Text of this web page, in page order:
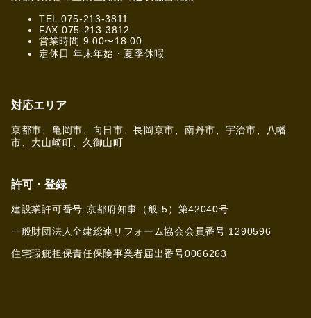
TEL 075-213-3811
FAX 075-213-3812
営業時間 9:00〜18:00
定休日 年末年始・夏季休暇
対応エリア
京都市、亀岡市、向日市、長岡京市、南丹市、宇治市、八幡
市、大山崎町、久御山町
許可・登録
建設業許可番号-京都府知事（般-5）第42040号
一般財団法人全建総連リフォーム協会会員番号 1290596
住宅瑕疵担保責任保険事業者届出番号0066263